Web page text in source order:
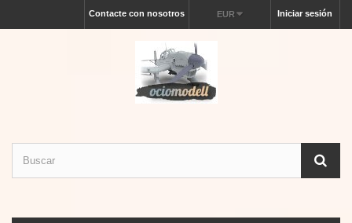
Iniciar sesión
EUR
Contacte con nosotros